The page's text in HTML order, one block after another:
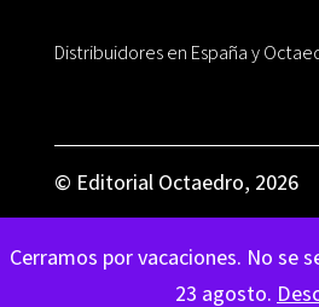
Cerramos por vacaciones. No se
23 agosto.
Distribuidores en España y
© Editorial Octaedro, 2026